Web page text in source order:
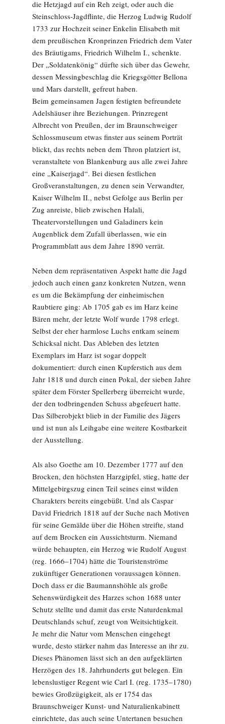
die Hetzjagd auf ein Reh zeigt, oder auch die
Steinschloss-Jagdflinte, die Herzog Ludwig Rudolf
1733 zur Hochzeit seiner Enkelin Elisabeth mit
dem preußischen Kronprinzen Friedrich dem Vater
des Bräutigams, Friedrich Wilhelm I., schenkte.
Der „Soldatenkönig“ dürfte sich über das Gewehr,
dessen Messingbeschlag die Kriegsgötter Bellona
und Mars darstellt, gefreut haben.
Beim gemeinsamen Jagen festigten befreundete
Adelshäuser ihre Beziehungen. Prinzregent
Albrecht von Preußen, der im Braunschweiger
Schlossmuseum etwas finster aus seinem Porträt
blickt, das rechts neben dem Thron platziert ist,
veranstaltete von Blankenburg aus alle zwei Jahre
eine „Kaiserjagd“. Bei diesen festlichen
Großveranstaltungen, zu denen sein Verwandter,
Kaiser Wilhelm II., nebst Gefolge aus Berlin per
Zug anreiste, blieb zwischen Halali,
Theatervorstellungen und Galadiners kein
Augenblick dem Zufall überlassen, wie ein
Programmblatt aus dem Jahre 1890 verrät.
Neben dem repräsentativen Aspekt hatte die Jagd
jedoch auch einen ganz konkreten Nutzen, wenn
es um die Bekämpfung der einheimischen
Raubtiere ging: Ab 1705 gab es im Harz keine
Bären mehr, der letzte Wolf wurde 1798 erlegt.
Selbst der eher harmlose Luchs entkam seinem
Schicksal nicht. Das Ableben des letzten
Exemplars im Harz ist sogar doppelt
dokumentiert: durch einen Kupferstich aus dem
Jahr 1818 und durch einen Pokal, der sieben Jahre
später dem Förster Spellerberg überreicht wurde,
der den todbringenden Schuss abgefeuert hatte.
Das Silberobjekt blieb in der Familie des Jägers
und ist nun als Leihgabe eine weitere Kostbarkeit
der Ausstellung.
Als also Goethe am 10. Dezember 1777 auf den
Brocken, den höchsten Harzgipfel, stieg, hatte der
Mittelgebirgszug einen Teil seines einst wilden
Charakters bereits eingebüßt. Und als Caspar
David Friedrich 1818 auf der Suche nach Motiven
für seine ­Gemälde über die Höhen streifte, stand
auf dem Brocken ein Aussichtsturm. Niemand
würde behaupten, ein Herzog wie Rudolf August
(reg. 1666–1704) hätte die Touristenströme
zukünftiger Generationen voraussagen können.
Doch dass er die Baumannshöhle als große
Sehenswürdigkeit des Harzes schon 1688 unter
Schutz stellte und damit das erste Naturdenkmal
Deutschlands schuf, zeugt von Weitsichtigkeit.
Je mehr die Natur vom Menschen eingehegt
wurde, desto stärker nahm das Interesse an ihr zu.
Dieses Phänomen lässt sich an den aufgeklärten
Herzögen des 18. Jahrhunderts gut belegen. Ein
lebenslustiger Regent wie Carl I. (reg. 1735–1780)
bewies Großzügigkeit, als er 1754 das
Braunschweiger Kunst- und Naturalienkabinett
einrichtete, das auch seine Untertanen besuchen